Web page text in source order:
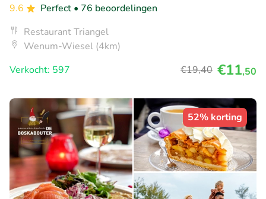
9.6
Perfect • 76 beoordelingen
Restaurant Triangel
Wenum-Wiesel (4km)
Verkocht: 597
€19,40 €11,50
52% korting